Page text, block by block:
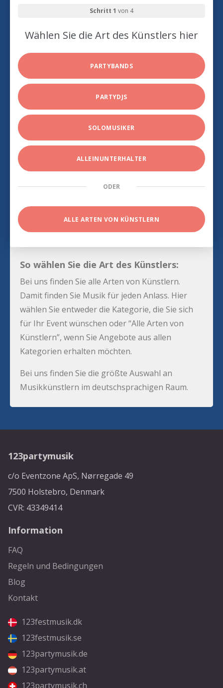
Schritt 1 von 4
Wählen Sie die Art des Künstlers hier
PARTYBANDS
PARTYDJS
SOLOMUSIKER
ALLEINUNTERHALTER
ODER
ALLE ARTEN VON KÜNSTLERN
So wählen Sie die Art des Künstlers:
Bei uns finden Sie alle Arten von Künstlern.
Damit finden Sie Musik für jeden Anlass. Hier
wählen Sie entweder die Kategorie, die Sie sich
für Ihr Event wünschen oder “Alle Arten von
Künstlern”, wenn Sie Angebote aus allen
Kategorien erhalten möchten.
Bei uns finden Sie die größte Auswahl an
Musikkünstlern im deutschsprachigen Raum.
123partymusik
c/o Eventzone ApS, Nørregade 49
7500 Holstebro, Denmark
CVR: 43349414
Information
FAQ
Regeln und Bedingungen
Blog
Kontakt
123festmusik.dk
123festmusik.se
123partymusik.de
123partymusik.at
123partymusik.ch